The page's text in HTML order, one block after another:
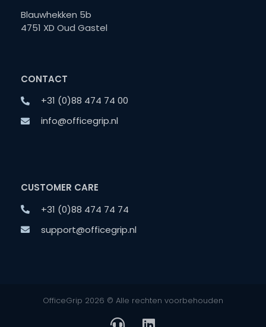
Blauwhekken 5b
4751 XD Oud Gastel
CONTACT
+31 (0)88 474 74 00
info@officegrip.nl
CUSTOMER CARE
+31 (0)88 474 74 74
support@officegrip.nl
OfficeGrip 2026 © Alle rechten voorbehouden